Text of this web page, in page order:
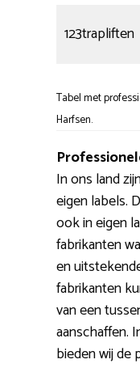
123trapliften
Tabel met
Harfsen.
In ons land
eigen labels.
ook in eigen
fabrikanten
en
fabrikanten
van een
aanschaffen.
bieden wij de